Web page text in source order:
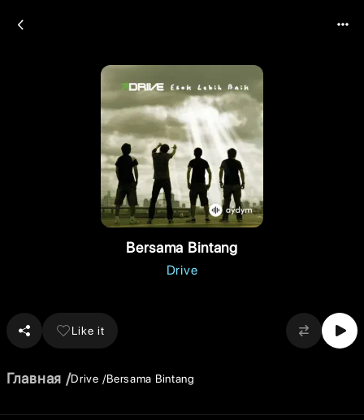
Bersama Bintang
Drive
Like it
Главная Drive Bersama Bintang